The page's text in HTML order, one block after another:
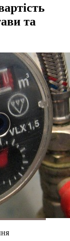
та